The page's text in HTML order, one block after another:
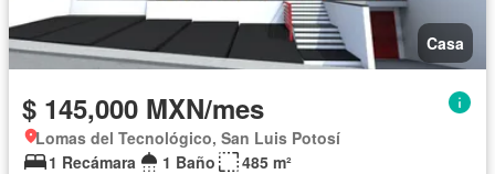
Casa
$ 145,000 MXN/mes
Lomas del Tecnológico, San Luis Potosí
1 Recámara
1 Baño
485 m²